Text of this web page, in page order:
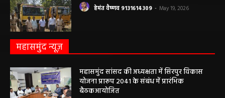
हेमंत वैष्णव 9131614309 - May 19, 2026
महासमुंद न्यूज़
महासमुंद सांसद की अध्यक्षता में सिरपुर विकास
योजना प्रारूप 2041 के संबंध में प्रारंभिक
बैठकआयोजित